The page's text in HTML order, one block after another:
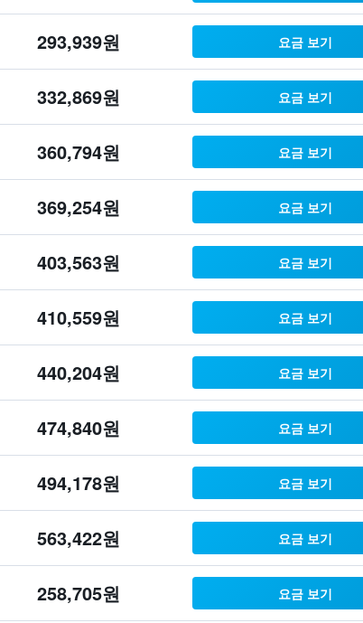
293,939원 요금 보기
332,869원 요금 보기
360,794원 요금 보기
369,254원 요금 보기
403,563원 요금 보기
410,559원 요금 보기
440,204원 요금 보기
474,840원 요금 보기
494,178원 요금 보기
563,422원 요금 보기
258,705원 요금 보기